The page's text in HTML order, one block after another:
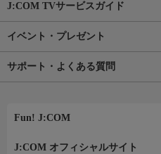
J:COM TVサービスガイド
イベント・プレゼント
サポート・よくある質問
Fun! J:COM
J:COM オフィシャルサイト